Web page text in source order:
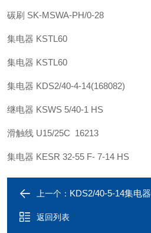
碳刷 SK-MSWA-PH/0-28
集电器 KSTL60
集电器 KSTL60
集电器 KDS2/40-4-14(168082)
继电器 KSWS 5/40-1 HS
滑触线 U15/25C 16213
集电器 KESR 32-55 F- 7-14 HS
上一个： KDS2/40-5-14集电器
返回列表